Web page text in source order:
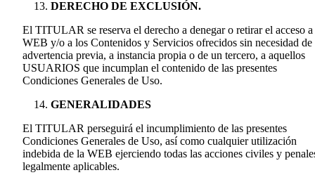
DERECHO DE EXCLUSIÓN.
El TITULAR se reserva el derecho a denegar o retirar el acceso a
WEB y/o a los Contenidos y Servicios ofrecidos sin necesidad de
advertencia previa, a instancia propia o de un tercero, a aquellos
USUARIOS que incumplan el contenido de las presentes
Condiciones Generales de Uso.
GENERALIDADES
El TITULAR perseguirá el incumplimiento de las presentes
Condiciones Generales de Uso, así como cualquier utilización
indebida de la WEB ejerciendo todas las acciones civiles y
legalmente aplicables.